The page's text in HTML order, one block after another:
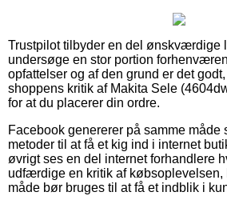
Trustpilot tilbyder en del ønskværdige
undersøge en stor portion
opfattelser og af den grund er det
shoppens kritik af Makita Sele
for at du placerer din ordre.
Facebook genererer på samme måde
metoder til at få et kig ind i internet
øvrigt ses en del internet forhandlere
udfærdige en kritik af købsoplevelsen,
måde bør bruges til at få et indblik i